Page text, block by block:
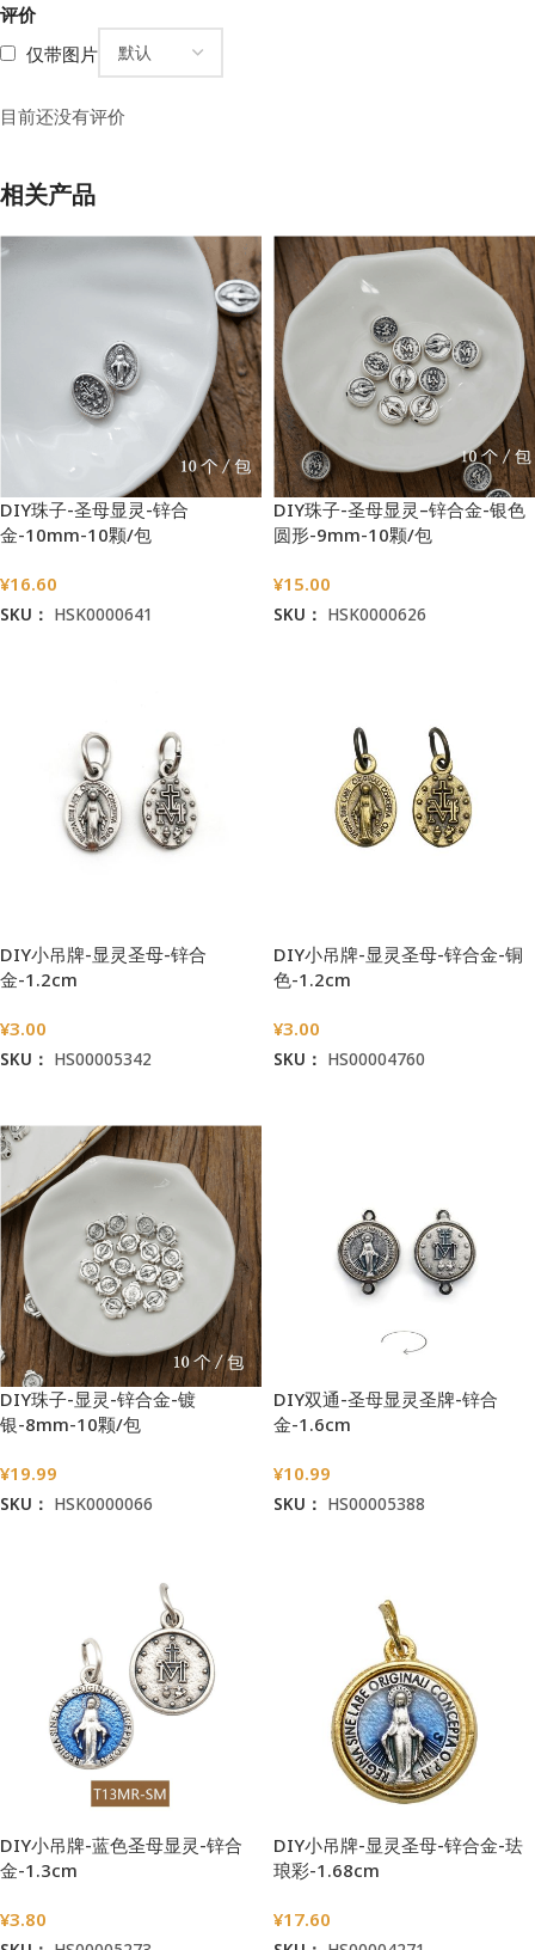
评价
仅带图片
目前还没有评价
相关产品
DIY珠子-圣母显灵-锌合
金-10mm-10颗/包
¥16.60
SKU： HSK0000641
DIY珠子-圣母显灵–锌合金-银色
圆形-9mm-10颗/包
¥15.00
SKU： HSK0000626
DIY小吊牌-显灵圣母-锌合
金-1.2cm
¥3.00
SKU： HS00005342
DIY小吊牌-显灵圣母-锌合金-铜
色-1.2cm
¥3.00
SKU： HS00004760
DIY珠子-显灵-锌合金-镀
银-8mm-10颗/包
¥19.99
SKU： HSK0000066
DIY双通-圣母显灵圣牌-锌合
金-1.6cm
¥10.99
SKU： HS00005388
DIY小吊牌-蓝色圣母显灵-锌合
金-1.3cm
¥3.80
DIY小吊牌-显灵圣母-锌合金-珐
琅彩-1.68cm
¥17.60